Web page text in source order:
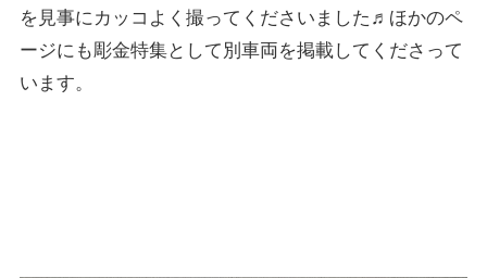
を見事にカッコよく撮ってくださいました♬ほかのペ
ージにも彫金特集として別車両を掲載してくださって
います。